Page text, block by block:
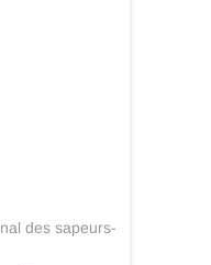
des sapeurs-